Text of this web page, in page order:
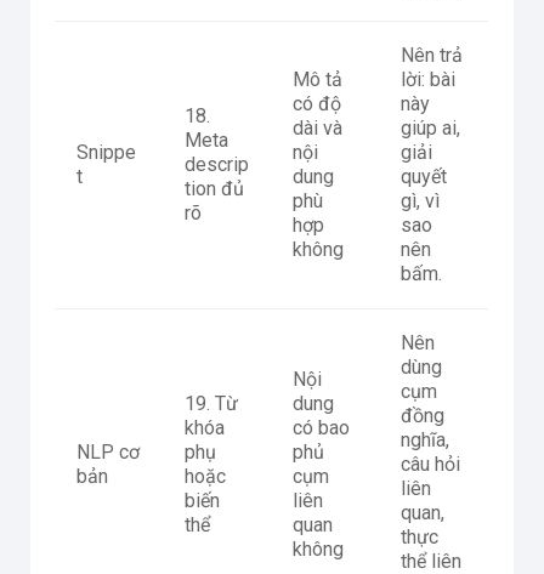
Snippe
t
18.
Meta
descrip
tion đủ
rõ
Mô tả
có độ
dài và
nội
dung
phù
hợp
không
Nên trả
lời: bài
này
giúp ai,
giải
quyết
gì, vì
sao
nên
bấm.
NLP cơ
bản
19. Từ
khóa
phụ
hoặc
biến
thể
Nội
dung
có bao
phủ
cụm
liên
quan
không
Nên
dùng
cụm
đồng
nghĩa,
câu hỏi
liên
quan,
thực
thể liên